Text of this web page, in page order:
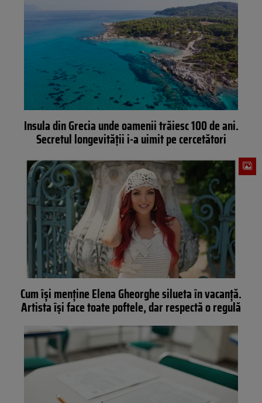
Insula din Grecia unde oamenii trăiesc 100 de ani.
Secretul longevității i-a uimit pe cercetători
Cum își menține Elena Gheorghe silueta în vacanță.
Artista își face toate poftele, dar respectă o regulă